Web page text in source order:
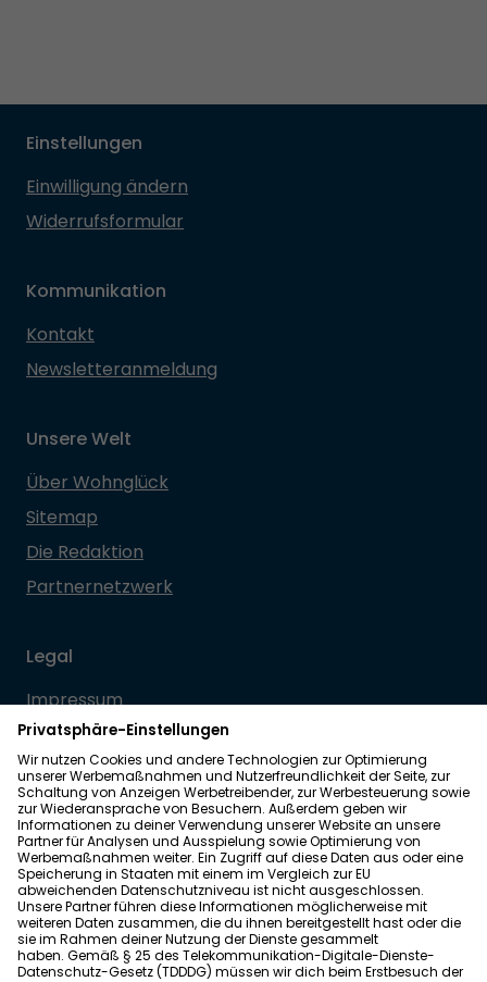
Einstellungen
Einwilligung ändern
Widerrufsformular
Kommunikation
Kontakt
Newsletteranmeldung
Unsere Welt
Über Wohnglück
Sitemap
Die Redaktion
Partnernetzwerk
Legal
Impressum
Datenschutz
Allgemeine Geschäftsbedingungen
Barrierefreiheit